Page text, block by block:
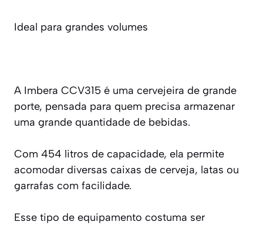
Ideal para grandes volumes
A Imbera CCV315 é uma cervejeira de grande
porte, pensada para quem precisa armazenar
uma grande quantidade de bebidas.
Com 454 litros de capacidade, ela permite
acomodar diversas caixas de cerveja, latas ou
garrafas com facilidade.
Esse tipo de equipamento costuma ser